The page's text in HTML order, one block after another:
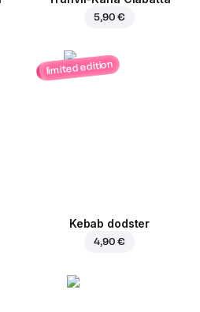
5,90 €
limited edition
Kebab dodster
4,90 €